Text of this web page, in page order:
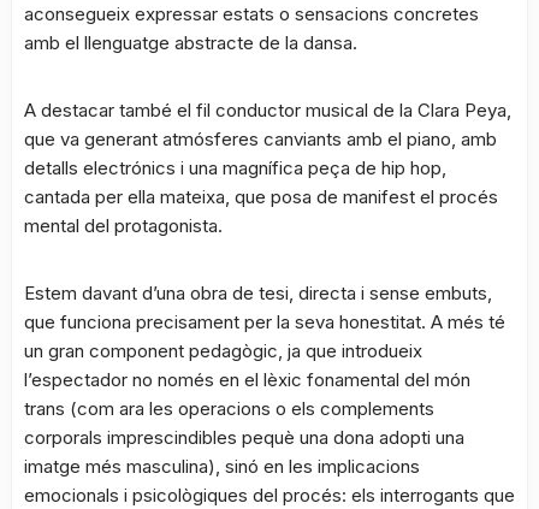
aconsegueix expressar estats o sensacions concretes
amb el llenguatge abstracte de la dansa.
A destacar també el fil conductor musical de la Clara Peya,
que va generant atmósferes canviants amb el piano, amb
detalls electrónics i una magnífica peça de hip hop,
cantada per ella mateixa, que posa de manifest el procés
mental del protagonista.
Estem davant d’una obra de tesi, directa i sense embuts,
que funciona precisament per la seva honestitat. A més té
un gran component pedagògic, ja que introdueix
l’espectador no només en el lèxic fonamental del món
trans (com ara les operacions o els complements
corporals imprescindibles pequè una dona adopti una
imatge més masculina), sinó en les implicacions
emocionals i psicològiques del procés: els interrogants que